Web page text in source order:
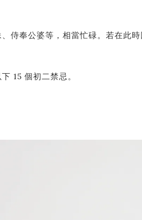
侍奉公婆等，相當忙碌。若在此
15 個初二禁忌。